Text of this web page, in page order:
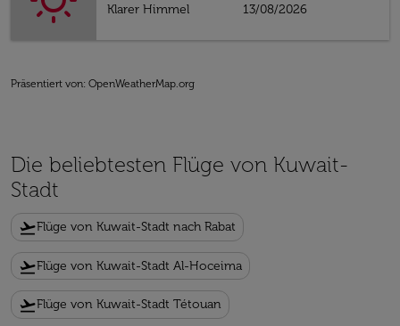
Klarer Himmel
13/08/2026
Präsentiert von: OpenWeatherMap.org
Die beliebtesten Flüge von Kuwait-
Stadt
flight_takeoffFlüge von Kuwait-Stadt nach Rabat
flight_takeoffFlüge von Kuwait-Stadt Al-Hoceima
flight_takeoffFlüge von Kuwait-Stadt Tétouan